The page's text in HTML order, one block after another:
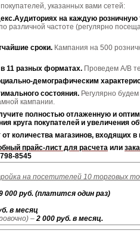
указанных вами сетей:
на каждую розничную
различной частоте (регулярно
сроки. Кампания на 500
11 разных форматах. Проведем A/B
демографическим
состояния. Регулярно
кампании.
полностью отлаженную и
круга покупателей и увеличения
от количества магазинов, входящих
прайс-лист для расчета или
8545
на посетителей 10 торговых
000 руб. (платится один раз)
в месяц
–2 000 руб. в месяц.